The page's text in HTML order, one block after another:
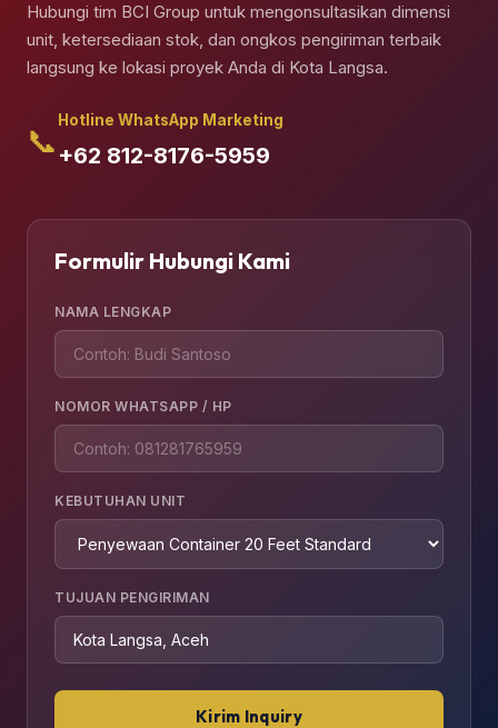
Hubungi tim BCI Group untuk mengonsultasikan dimensi
unit, ketersediaan stok, dan ongkos pengiriman terbaik
langsung ke lokasi proyek Anda di Kota Langsa.
📞
Hotline WhatsApp Marketing
+62 812-8176-5959
Formulir Hubungi Kami
NAMA LENGKAP
NOMOR WHATSAPP / HP
KEBUTUHAN UNIT
TUJUAN PENGIRIMAN
Kirim Inquiry